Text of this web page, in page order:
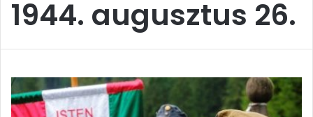
1944. augusztus 26.